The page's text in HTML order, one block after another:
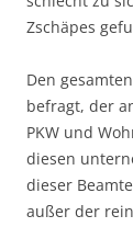
Zschäpes
Den
befragt, der
PKW und
diesen
dieser
außer der